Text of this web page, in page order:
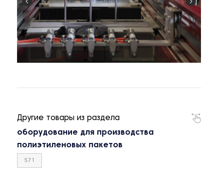
Другие товары из раздела
оборудование для производства
полиэтиленовых пакетов
571